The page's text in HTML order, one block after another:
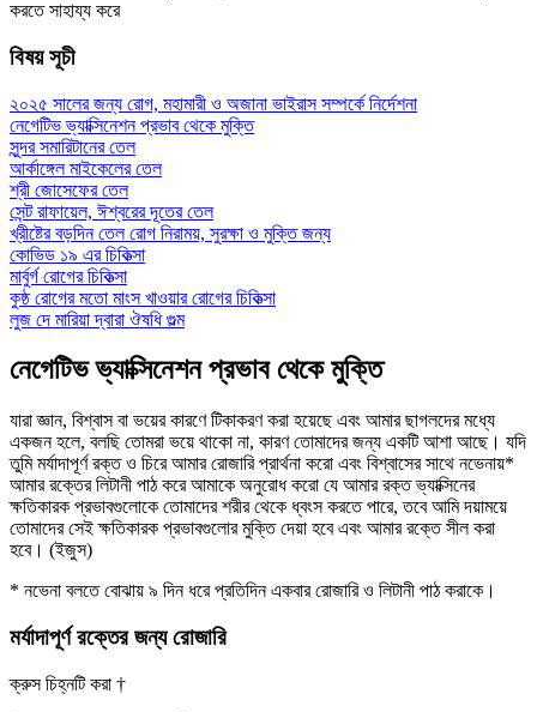
করতে সাহায্য করে
বিষয় সূচী
২০২৫ সালের জন্য রোগ, মহামারী ও অজানা ভাইরাস সম্পর্কে নির্দেশনা
নেগেটিভ ভ্যাক্সিনেশন প্রভাব থেকে মুক্তি
সুন্দর সমারিটানের তেল
আর্কাঙ্গেল মাইকেলের তেল
শ্রী জোসেফের তেল
সেন্ট রাফায়েল, ঈশ্বরের দূতের তেল
খ্রীষ্টের বড়দিন তেল রোগ নিরাময়, সুরক্ষা ও মুক্তি জন্য
কোভিড ১৯ এর চিকিত্সা
মার্বুর্গ রোগের চিকিত্সা
কুষ্ঠ রোগের মতো মাংস খাওয়ার রোগের চিকিত্সা
লুজ দে মারিয়া দ্বারা ঔষধি গুল্ম
নেগেটিভ ভ্যাক্সিনেশন প্রভাব থেকে মুক্তি
যারা জ্ঞান, বিশ্বাস বা ভয়ের কারণে টিকাকরণ করা হয়েছে এবং আমার ছাগলদের মধ্যে
একজন হলে, বলছি তোমরা ভয়ে থাকো না, কারণ তোমাদের জন্য একটি আশা আছে। যদি
তুমি মর্যাদাপূর্ণ রক্ত ও চিরে আমার রোজারি প্রার্থনা করো এবং বিশ্বাসের সাথে নভেনায়*
আমার রক্তের লিটানী পাঠ করে আমাকে অনুরোধ করো যে আমার রক্ত ভ্যাক্সিনের
ক্ষতিকারক প্রভাবগুলোকে তোমাদের শরীর থেকে ধ্বংস করতে পারে, তবে আমি দয়াময়ে
তোমাদের সেই ক্ষতিকারক প্রভাবগুলোর মুক্তি দেয়া হবে এবং আমার রক্তে সীল করা
হবে। (ইজুস)
* নভেনা বলতে বোঝায় ৯ দিন ধরে প্রতিদিন একবার রোজারি ও লিটানী পাঠ করাকে।
মর্যাদাপূর্ণ রক্তের জন্য রোজারি
ক্রুস চিহ্নটি করা †